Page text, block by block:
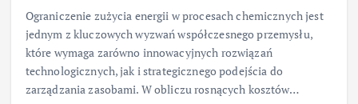
Ograniczenie zużycia energii w procesach chemicznych jest
jednym z kluczowych wyzwań współczesnego przemysłu,
które wymaga zarówno innowacyjnych rozwiązań
technologicznych, jak i strategicznego podejścia do
zarządzania zasobami. W obliczu rosnących kosztów…